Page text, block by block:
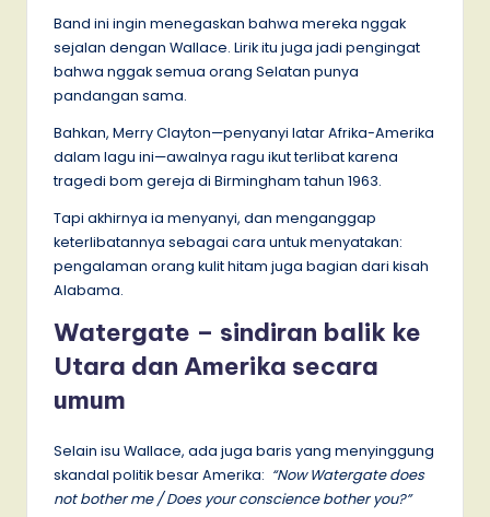
Band ini ingin menegaskan bahwa mereka nggak
sejalan dengan Wallace. Lirik itu juga jadi pengingat
bahwa nggak semua orang Selatan punya
pandangan sama.
Bahkan, Merry Clayton—penyanyi latar Afrika-Amerika
dalam lagu ini—awalnya ragu ikut terlibat karena
tragedi bom gereja di Birmingham tahun 1963.
Tapi akhirnya ia menyanyi, dan menganggap
keterlibatannya sebagai cara untuk menyatakan:
pengalaman orang kulit hitam juga bagian dari kisah
Alabama.
Watergate – sindiran balik ke
Utara dan Amerika secara
umum
Selain isu Wallace, ada juga baris yang menyinggung
skandal politik besar Amerika: “Now Watergate does
not bother me / Does your conscience bother you?”